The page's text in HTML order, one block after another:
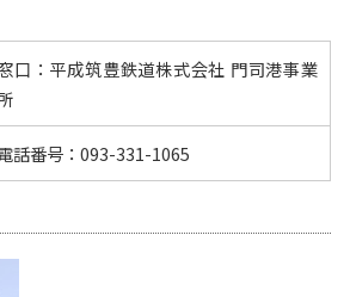
口：平成筑豊鉄道株式会社 門司港事業
話番号：093-331-1065